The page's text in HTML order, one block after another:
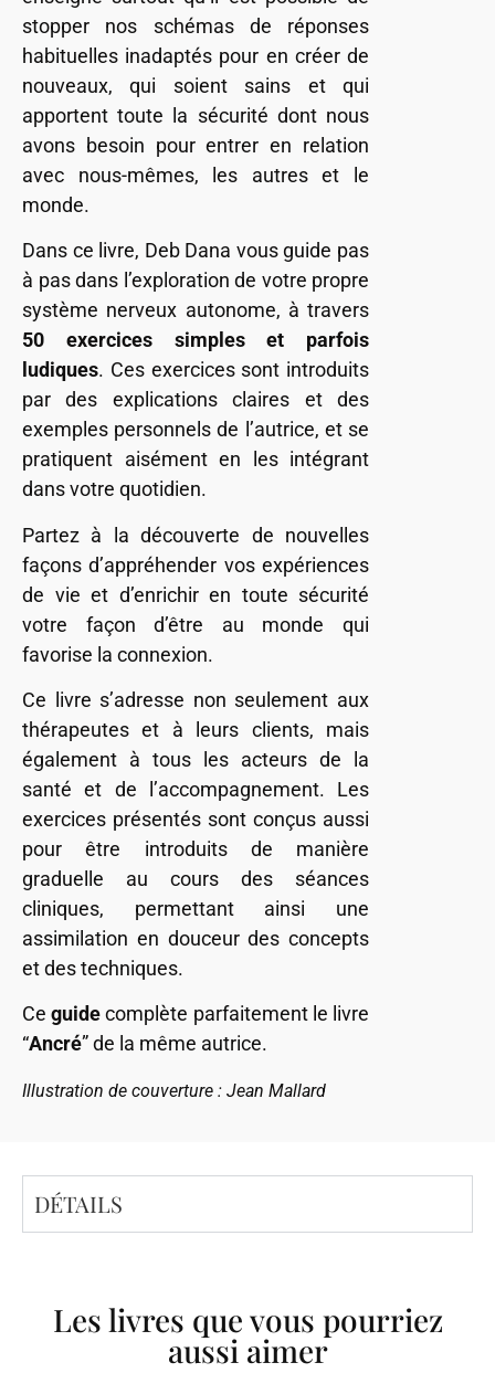
stopper nos schémas de réponses
habituelles inadaptés pour en créer de
nouveaux, qui soient sains et qui
apportent toute la sécurité dont nous
avons besoin pour entrer en relation
avec nous-mêmes, les autres et le
monde.
Dans ce livre, Deb Dana vous guide pas
à pas dans l’exploration de votre propre
système nerveux autonome, à travers
50 exercices simples et parfois
ludiques. Ces exercices sont introduits
par des explications claires et des
exemples personnels de l’autrice, et se
pratiquent aisément en les intégrant
dans votre quotidien.
Partez à la découverte de nouvelles
façons d’appréhender vos expériences
de vie et d’enrichir en toute sécurité
votre façon d’être au monde qui
favorise la connexion.
Ce livre s’adresse non seulement aux
thérapeutes et à leurs clients, mais
également à tous les acteurs de la
santé et de l’accompagnement. Les
exercices présentés sont conçus aussi
pour être introduits de manière
graduelle au cours des séances
cliniques, permettant ainsi une
assimilation en douceur des concepts
et des techniques.
Ce guidecomplète parfaitement le livre
“Ancré” de la même autrice.
Illustration de couverture : Jean Mallard
DÉTAILS
Les livres que vous pourriez
aussi aimer